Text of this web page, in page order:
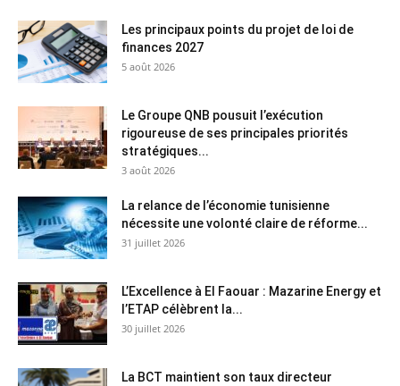
Les principaux points du projet de loi de
finances 2027
5 août 2026
Le Groupe QNB pousuit l’exécution
rigoureuse de ses principales priorités
stratégiques...
3 août 2026
La relance de l’économie tunisienne
nécessite une volonté claire de réforme...
31 juillet 2026
L’Excellence à El Faouar : Mazarine Energy et
l’ETAP célèbrent la...
30 juillet 2026
La BCT maintient son taux directeur